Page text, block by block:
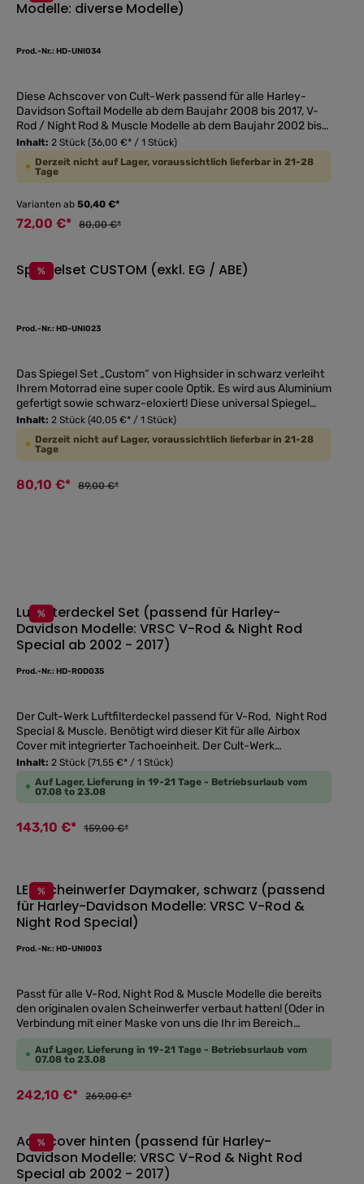
Alle Bohrungen und Fräsungen sind auf modernsten 5-Achs
getauscht werden müssen. DIE MONTAGEANLEITUNG SOWIE
Modelle: diverse Modelle)
Prod.-Nr.: HD-UNI034
Diese Achscover von Cult-Werk passend für alle Harley-
Davidson Softail Modelle ab dem Baujahr 2008 bis 2017, V-
Rod / Night Rod & Muscle Modelle ab dem Baujahr 2002 bis
2017, Touring Modelle ab dem Baujahr 2008 sowie Dyna
Modelle ab dem Baujahr 2007 bis 2017 und verblenden die
Radmutter auf der einen sowie die Steckachse auf der
anderen Seite der vorderen Felge. Die Cover werden durch
einen verdeckten Gewindestift fest und sicher geklemmt und
hochwertigem Aluminium, CNC gefräst auf modernsten 5-
Ausführungen stehen bei diesen Achscover zur Verfügung: -
Inhalt: 2 Stück (36,00 €* / 1 Stück)
Derzeit nicht auf Lager, voraussichtlich lieferbar in 21-28
Tage
Varianten ab 50,40 €*
72,00 €* 80,00 €*
%
Spiegelset CUSTOM (exkl. EG / ABE)
Prod.-Nr.: HD-UNI023
Das Spiegel Set „Custom“ von Highsider in schwarz verleiht
Ihrem Motorrad eine super coole Optik. Es wird aus Aluminium
gefertigt sowie schwarz-eloxiert! Diese universal Spiegel
verfügen über ein leicht-grau getöntes Spiegelglas für
optimalen Blendschutz und sind zur Montage über oder unter
dem Lenker geeignet. OHNE EG / ABE - nicht für den
Straßenverkehr und eigentlich nur für Show und Racing
Zwecke geeignet! Produktspezifikationen: Kopfbreite =
125mm, Kopfhöhe = 62mm, Stiellänge = ca. 140mm & M8
Inhalt: 2 Stück (40,05 €* / 1 Stück)
Derzeit nicht auf Lager, voraussichtlich lieferbar in 21-28
Tage
80,10 €* 89,00 €*
%
Durchschnittliche
Luftfilterdeckel Set (passend für Harley-
Davidson Modelle: VRSC V-Rod & Night Rod
Special ab 2002 - 2017)
Prod.-Nr.: HD-ROD035
Der Cult-Werk Luftfilterdeckel passend für V-Rod, Night Rod
Special & Muscle. Benötigt wird dieser Kit für alle Airbox
Cover mit integrierter Tachoeinheit. Der Cult-Werk
Luftfilterdeckel-Kit besteht aus 2 Teilen, einmal eine extrem
flache Abdeckung für den Luftfilter selbst und aus einem
sehr flach ausgeführtem Luftfilterkastenoberteil. Gefertigt
Bearbeitungszentren gefräst, keinerlei Anpassungsarbeiten
nötig. Die Clips werden einfach im neuen
einfache Montage und perfekten Halt des Sensors.Es ist sehr
wichtig, dass der Luftfilterkasten wieder ordentlich
verschlossen ist, da sonst Wasser und zu viel Luft bzw. Staub
Schäden am Motor verursachen kann!!!
Inhalt: 2 Stück (71,55 €* / 1 Stück)
Auf Lager, Lieferung in 19-21 Tage - Betriebsurlaub vom
07.08 to 23.08
143,10 €* 159,00 €*
%
Durchschnittliche
LED Scheinwerfer Daymaker, schwarz (passend
für Harley-Davidson Modelle: VRSC V-Rod &
Night Rod Special)
Prod.-Nr.: HD-UNI003
Passt für alle V-Rod, Night Rod & Muscle Modelle die bereits
den originalen ovalen Scheinwerfer verbaut hatten! (Oder in
Verbindung mit einer Maske von uns die Ihr im Bereich
schwarz mit klarem Glas geliefert. Er verfügt über vier High-
Strahlprojektor-Linsen und vier „D-förmigen“ Abblendlicht-
Lebensdauer und sind schock- sowie vibrationsfest. Die
Stecker für die original Verdrahtung! Genehmigung: E-
Prüfzeichen und somit eintragungsfrei!Leistung: 60
WattSpannung: 10-32 V DCLumen: Hi-3450lm, Lo-2800lm
Auf Lager, Lieferung in 19-21 Tage - Betriebsurlaub vom
07.08 to 23.08
242,10 €* 269,00 €*
%
Durchschnittliche
Achscover hinten (passend für Harley-
Davidson Modelle: VRSC V-Rod & Night Rod
Special ab 2002 - 2017)